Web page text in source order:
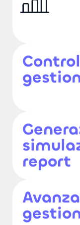
report